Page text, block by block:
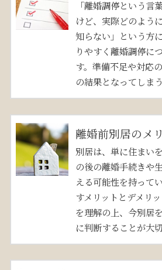
「離婚調停という言
けど、実際どのよう
知らない」という方
りやすく離婚調停に
す。準備不足や対応
の結果となってしま
離婚前別居のメ
別居は、単に住まい
の後の離婚手続きや
える可能性を持って
すメリットとデメリ
を理解の上、今別居
に判断することが大